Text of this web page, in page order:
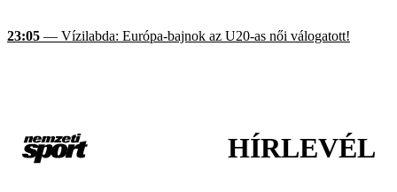
23:05 — Vízilabda: Európa-bajnok az U20-as női válogatott!
HÍRLEVÉL